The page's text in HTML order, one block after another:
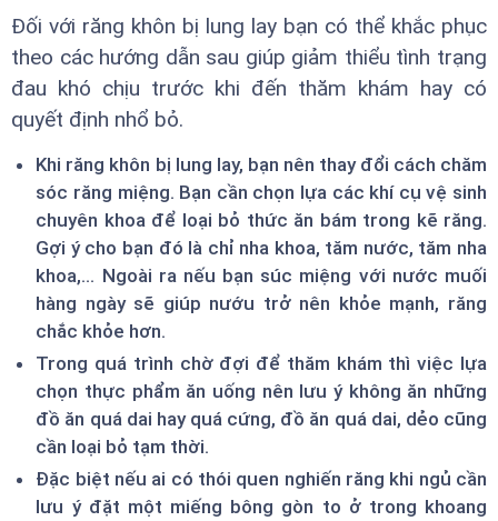
Đối với răng khôn bị lung lay bạn có thể khắc phục
theo các hướng dẫn sau giúp giảm thiểu tình trạng
đau khó chịu trước khi đến thăm khám hay có
quyết định nhổ bỏ.
Khi răng khôn bị lung lay, bạn nên thay đổi cách chăm
sóc răng miệng. Bạn cần chọn lựa các khí cụ vệ sinh
chuyên khoa để loại bỏ thức ăn bám trong kẽ răng.
Gợi ý cho bạn đó là chỉ nha khoa, tăm nước, tăm nha
khoa,... Ngoài ra nếu bạn súc miệng với nước muối
hàng ngày sẽ giúp nướu trở nên khỏe mạnh, răng
chắc khỏe hơn.
Trong quá trình chờ đợi để thăm khám thì việc lựa
chọn thực phẩm ăn uống nên lưu ý không ăn những
đồ ăn quá dai hay quá cứng, đồ ăn quá dai, dẻo cũng
cần loại bỏ tạm thời.
Đặc biệt nếu ai có thói quen nghiến răng khi ngủ cần
lưu ý đặt một miếng bông gòn to ở trong khoang